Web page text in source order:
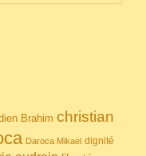
Brahim christian
Daroca Mikael dignité